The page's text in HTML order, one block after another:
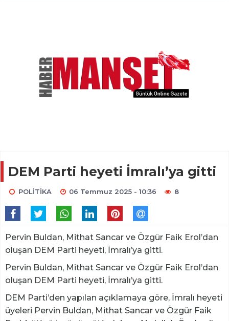
DEM Parti heyeti İmralı’ya gitti
POLİTİKA 06 Temmuz 2025 - 10:36 8
Pervin Buldan, Mithat Sancar ve Özgür Faik Erol’dan
oluşan DEM Parti heyeti, İmralı’ya gitti.
Pervin Buldan, Mithat Sancar ve Özgür Faik Erol’dan
oluşan DEM Parti heyeti, İmralı’ya gitti.
DEM Parti’den yapılan açıklamaya göre, İmralı heyeti
üyeleri Pervin Buldan, Mithat Sancar ve Özgür Faik